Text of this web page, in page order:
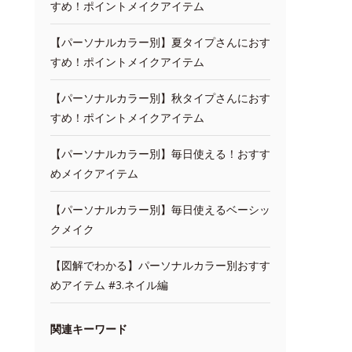
すめ！ポイントメイクアイテム
【パーソナルカラー別】夏タイプさんにおす
すめ！ポイントメイクアイテム
【パーソナルカラー別】秋タイプさんにおす
すめ！ポイントメイクアイテム
【パーソナルカラー別】毎日使える！おすす
めメイクアイテム
【パーソナルカラー別】毎日使えるベーシッ
クメイク
【図解でわかる】パーソナルカラー別おすす
めアイテム #3.ネイル編
関連キーワード